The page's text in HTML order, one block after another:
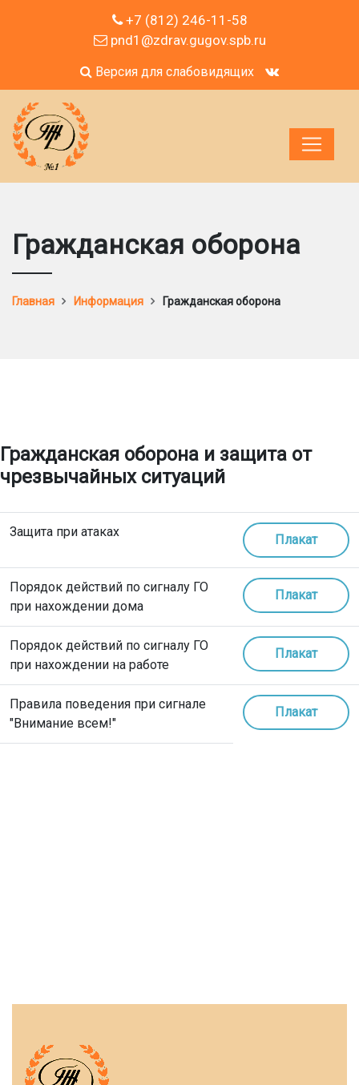
+7 (812) 246-11-58
pnd1@zdrav.gugov.spb.ru
Версия для слабовидящих
Гражданская оборона
Главная Информация Гражданская оборона
Гражданская оборона и защита от
чрезвычайных ситуаций
Защита при атаках
Плакат
Порядок действий по сигналу ГО
при нахождении дома
Плакат
Порядок действий по сигналу ГО
при нахождении на работе
Плакат
Правила поведения при сигнале
"Внимание всем!"
Плакат